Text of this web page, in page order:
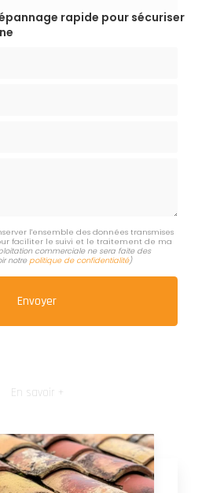
rapide pour sécuriser
l'ensemble des données transmises
faciliter le suivi et le traitement de ma
commerciale ne sera faite des
notrepolitique de confidentialité)
En savoir +